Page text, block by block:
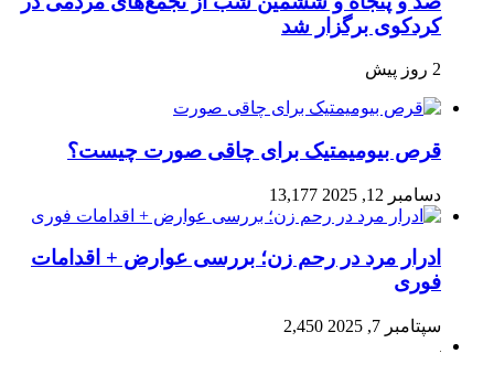
کردکوی برگزار شد
2 روز پیش
قرص بیومیمتیک برای چاقی صورت چیست؟
دسامبر 12, 2025 13,177
ادرار مرد در رحم زن؛ بررسی عوارض + اقدامات
فوری
سپتامبر 7, 2025 2,450